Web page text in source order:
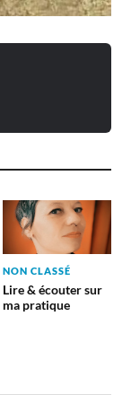
NON CLASSÉ
Lire & écouter sur
ma pratique